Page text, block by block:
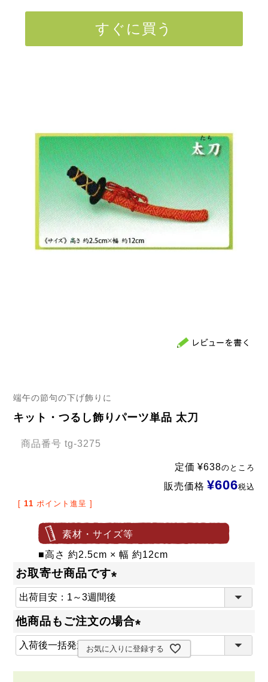
すぐに買う
端午の節句の下げ飾りに
キット・つるし飾りパーツ単品 太刀
商品番号 tg-3275
定価 ¥638のところ
販売価格 ¥606税込
[ 11 ポイント進呈 ]
素材・サイズ等
■高さ 約2.5cm × 幅 約12cm
お取寄せ商品です
(
必
)
他商品もご注文の場合
(
必
お気に入りに登録する